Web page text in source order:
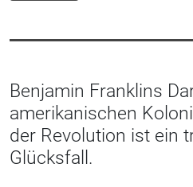
Benjamin Franklins
amerikanischen
der Revolution ist ein
Glücksfall.